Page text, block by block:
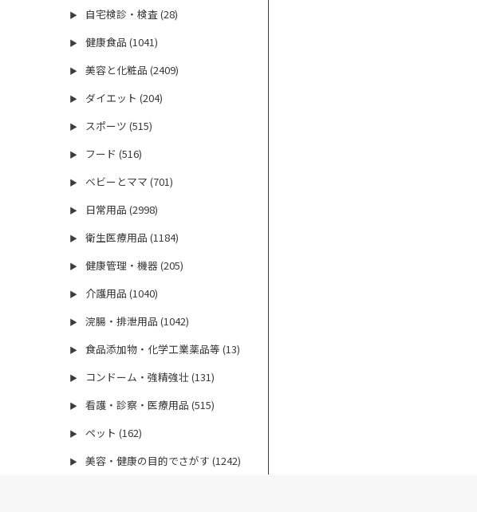
▶ 自宅検診・検査 (28)
▶ 健康食品 (1041)
▶ 美容と化粧品 (2409)
▶ ダイエット (204)
▶ スポーツ (515)
▶ フード (516)
▶ ベビーとママ (701)
▶ 日常用品 (2998)
▶ 衛生医療用品 (1184)
▶ 健康管理・機器 (205)
▶ 介護用品 (1040)
▶ 浣腸・排泄用品 (1042)
▶ 食品添加物・化学工業薬品等 (13)
▶ コンドーム・強精強壮 (131)
▶ 看護・診察・医療用品 (515)
▶ ペット (162)
▶ 美容・健康の目的でさがす (1242)